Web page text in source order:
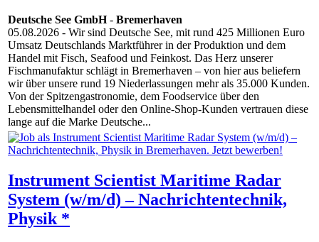
Deutsche See GmbH- Bremerhaven
05.08.2026 - Wir sind Deutsche See, mit rund 425 Millionen Euro
Umsatz Deutschlands Marktführer in der Produktion und dem
Handel mit Fisch, Seafood und Feinkost. Das Herz unserer
Fischmanufaktur schlägt in Bremerhaven – von hier aus beliefern
wir über unsere rund 19 Niederlassungen mehr als 35.000 Kunden.
Von der Spitzengastronomie, dem Foodservice über den
Lebensmittelhandel oder den Online-Shop-Kunden vertrauen diese
lange auf die Marke Deutsche...
Instrument Scientist Maritime Radar
System (w/m/d) – Nachrichtentechnik,
Physik *